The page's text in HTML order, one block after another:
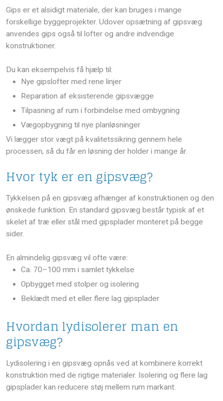
Gips er et alsidigt materiale, der kan bruges i mange
forskellige byggeprojekter. Udover opsætning af gipsvæg
anvendes gips også til lofter og andre indvendige
konstruktioner.
Du kan eksempelvis få hjælp til:
​Nye gipslofter med rene linjer
​Reparation af eksisterende gipsvægge
​Tilpasning af rum i forbindelse med ombygning
​Vægopbygning til nye planløsninger
Vi lægger stor vægt på kvalitetssikring gennem hele
processen, så du får en løsning der holder i mange år.
Hvor tyk er en gipsvæg?
Tykkelsen på en gipsvæg afhænger af konstruktionen og den
ønskede funktion. En standard gipsvæg består typisk af et
skelet af træ eller stål med gipsplader monteret på begge
sider.
En almindelig gipsvæg vil ofte være:
​Ca. 70–100 mm i samlet tykkelse
​Opbygget med stolper og isolering
​Beklædt med et eller flere lag gipsplader
Hvordan lydisolerer man en
gipsvæg?
Lydisolering i en gipsvæg opnås ved at kombinere korrekt
konstruktion med de rigtige materialer. Isolering og flere lag
gipsplader kan reducere støj mellem rum markant.